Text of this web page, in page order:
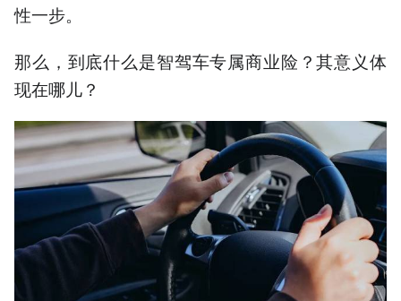
性一步。
那么，到底什么是智驾车专属商业险？其意义体
现在哪儿？